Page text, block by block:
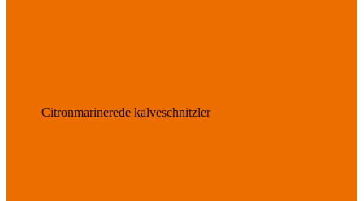
Citronmarinerede kalveschnitzler